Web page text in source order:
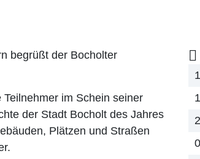
begrüßt der Bocholter
im Schein seiner
der Stadt Bocholt des Jahres
Plätzen und Straßen